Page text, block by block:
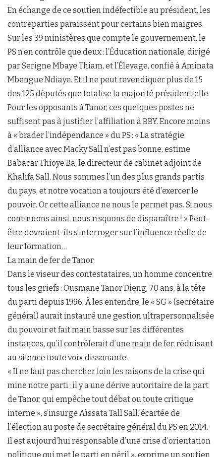
En échange de ce soutien indéfectible au président, les
contreparties paraissent pour certains bien maigres.
Sur les 39 ministères que compte le gouvernement, le
PS n’en contrôle que deux : l’Éducation nationale, dirigé
par Serigne Mbaye Thiam, et l’Élevage, confié à Aminata
Mbengue Ndiaye. Et il ne peut revendiquer plus de 15
des 125 députés que totalise la majorité présidentielle.
Pour les opposants à Tanor, ces quelques postes ne
suffisent pas à justifier l’affiliation à BBY. Encore moins
à « brader l’indépendance » du PS : « La stratégie
d’alliance avec Macky Sall n’est pas bonne, estime
Babacar Thioye Ba, le directeur de cabinet adjoint de
Khalifa Sall. Nous sommes l’un des plus grands partis
du pays, et notre vocation a toujours été d’exercer le
pouvoir. Or cette alliance ne nous le permet pas. Si nous
continuons ainsi, nous risquons de disparaître ! » Peut-
être devraient-ils s’interroger sur l’influence réelle de
leur formation…
La main de fer de Tanor
Dans le viseur des contestataires, un homme concentre
tous les griefs : Ousmane Tanor Dieng, 70 ans, à la tête
du parti depuis 1996. À les entendre, le « SG » (secrétaire
général) aurait instauré une gestion ultrapersonnalisée
du pouvoir et fait main basse sur les différentes
instances, qu’il contrôlerait d’une main de fer, réduisant
au silence toute voix dissonante.
« Il ne faut pas chercher loin les raisons de la crise qui
mine notre parti : il y a une dérive autoritaire de la part
de Tanor, qui empêche tout débat ou toute critique
interne », s’insurge Aïssata Tall Sall, écartée de
l’élection au poste de secrétaire général du PS en 2014.
Il est aujourd’hui responsable d’une crise d’orientation
politique qui met le parti en péril », exprime un soutien